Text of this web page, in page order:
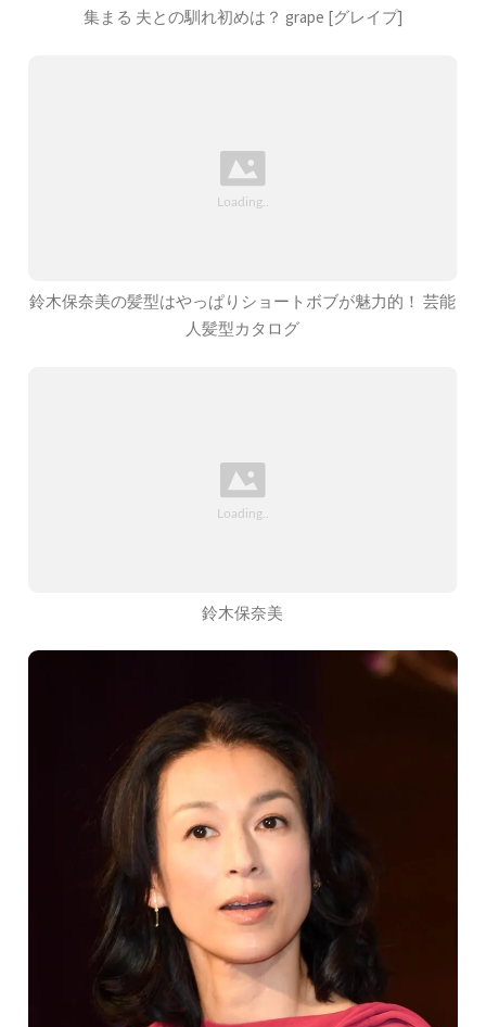
集まる 夫との馴れ初めは？ grape [グレイプ]
鈴木保奈美の髪型はやっぱりショートボブが魅力的！ 芸能
人髪型カタログ
鈴木保奈美